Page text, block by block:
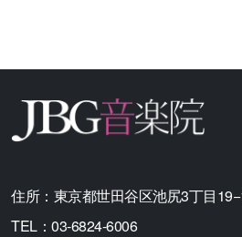
住所： 東京都世田谷区池尻3丁目
TEL： 03-6824-6006